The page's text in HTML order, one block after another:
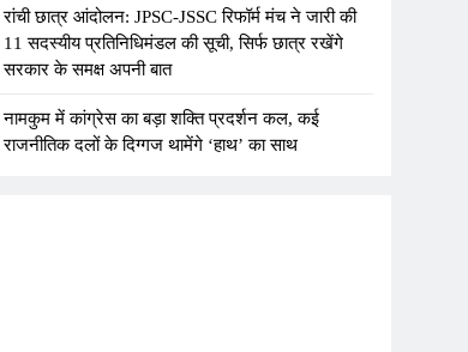
रांची छात्र आंदोलन: JPSC-JSSC रिफॉर्म मंच ने जारी की
11 सदस्यीय प्रतिनिधिमंडल की सूची, सिर्फ छात्र रखेंगे
सरकार के समक्ष अपनी बात
नामकुम में कांग्रेस का बड़ा शक्ति प्रदर्शन कल, कई
राजनीतिक दलों के दिग्गज थामेंगे ‘हाथ’ का साथ